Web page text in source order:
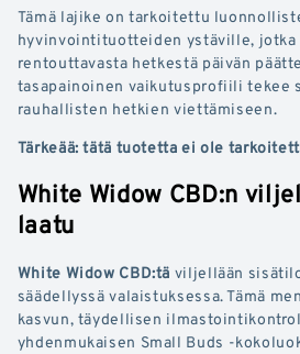
Tämä lajike on tarkoitettu
hyvinvointituotteiden ystäville, jotka
rentouttavasta hetkestä päivän
tasapainoinen vaikutusprofiili tekee
rauhallisten hetkien viettämiseen.
Tärkeää: tätä tuotetta ei ole
White Widow CBD:n
laatu
White Widow CBD:tä viljellään
säädellyssä valaistuksessa. Tämä
kasvun, täydellisen
yhdenmukaisen Small Buds -